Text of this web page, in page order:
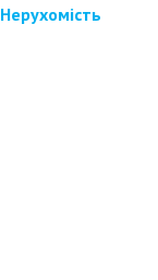
Нерухомість